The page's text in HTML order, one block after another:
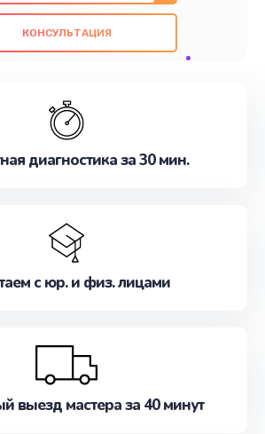
качество всех
Наша цель - предоставить
Не медлите записаться на
КОНСУЛЬТАЦИЯ
диагностика за 30 мин.
с юр. и физ. лицами
выезд мастера за 40 минут